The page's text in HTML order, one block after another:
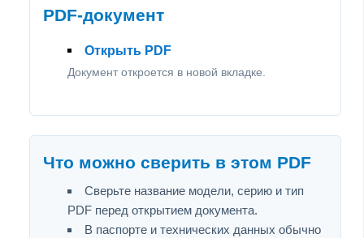
PDF-документ
Открыть PDF
Документ откроется в новой вкладке.
Что можно сверить в этом PDF
Сверьте название модели, серию и тип
PDF перед открытием документа.
В паспорте и технических данных обычно